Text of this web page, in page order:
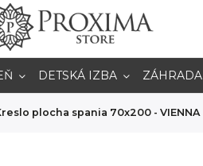
DETSKÁ IZBA ZÁHRADA
plocha spania 70x200 - VIENNA